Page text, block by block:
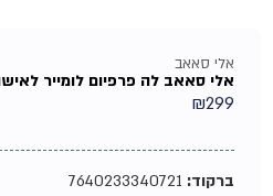
אלי סאאב
אלי סאאב לה פרפיום לומייר לאישה
₪299
ברקוד:7640233340721